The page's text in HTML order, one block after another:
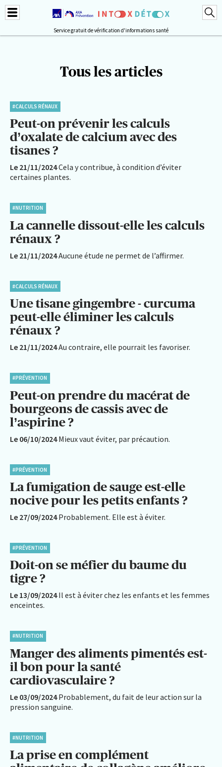
Service gratuit de vérification d'informations santé
Tous les articles
#CALCULS RÉNAUX
Peut-on prévenir les calculs
d’oxalate de calcium avec des
tisanes ?
Le 21/11/2024Cela y contribue, à condition d’éviter
certaines plantes.
#NUTRITION
La cannelle dissout-elle les calculs
rénaux ?
Le 21/11/2024Aucune étude ne permet de l’affirmer.
#CALCULS RÉNAUX
Une tisane gingembre - curcuma
peut-elle éliminer les calculs
rénaux ?
Le 21/11/2024Au contraire, elle pourrait les favoriser.
#PRÉVENTION
Peut-on prendre du macérat de
bourgeons de cassis avec de
l’aspirine ?
Le 06/10/2024 Mieux vaut éviter, par précaution.
#PRÉVENTION
La fumigation de sauge est-elle
nocive pour les petits enfants ?
Le 27/09/2024 Probablement. Elle est à éviter.
#PRÉVENTION
Doit-on se méfier du baume du
tigre ?
Le 13/09/2024 Il est à éviter chez les enfants et les femmes
enceintes.
#NUTRITION
Manger des aliments pimentés est-
il bon pour la santé
cardiovasculaire ?
Le 03/09/2024 Probablement, du fait de leur action sur la
pression sanguine.
#NUTRITION
La prise en complément